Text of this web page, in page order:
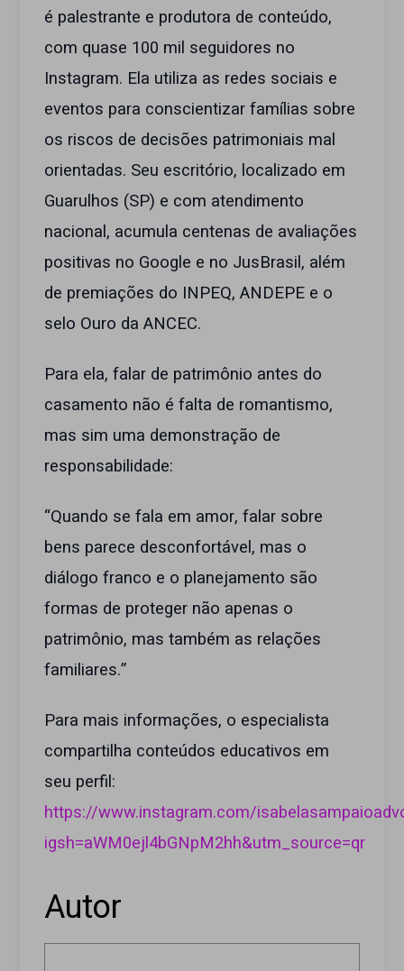
é palestrante e produtora de conteúdo,
com quase 100 mil seguidores no
Instagram. Ela utiliza as redes sociais e
eventos para conscientizar famílias sobre
os riscos de decisões patrimoniais mal
orientadas. Seu escritório, localizado em
Guarulhos (SP) e com atendimento
nacional, acumula centenas de avaliações
positivas no Google e no JusBrasil, além
de premiações do INPEQ, ANDEPE e o
selo Ouro da ANCEC.
Para ela, falar de patrimônio antes do
casamento não é falta de romantismo,
mas sim uma demonstração de
responsabilidade:
“Quando se fala em amor, falar sobre
bens parece desconfortável, mas o
diálogo franco e o planejamento são
formas de proteger não apenas o
patrimônio, mas também as relações
familiares.”
Para mais informações, o especialista
compartilha conteúdos educativos em
seu perfil:
https://www.instagram.com/
igsh=aWM0ejl4bGNpM2hh&utm_source=qr
Autor